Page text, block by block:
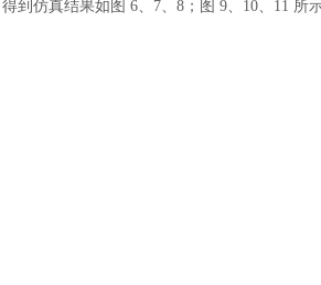
得到仿真结果如图 6、7、8；图 9、10、11 所示